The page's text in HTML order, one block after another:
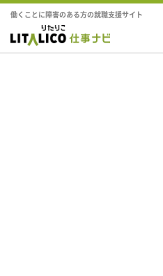
働くことに障害のある方の就職支援サイト